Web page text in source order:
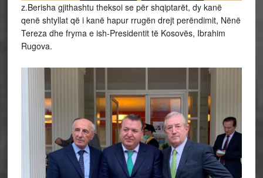
z.Berisha gjithashtu theksoi se për shqiptarët, dy kanë
qenë shtyllat që i kanë hapur rrugën drejt perëndimit, Nënë
Tereza dhe fryma e ish-Presidentit të Kosovës, Ibrahim
Rugova.